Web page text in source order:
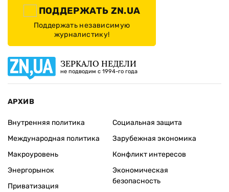
ПОДДЕРЖАТЬ ZN.UA
Поддержать независимую
журналистику!
ЗЕРКАЛО НЕДЕЛИ
не подводим с 1994-го года
АРХИВ
Внутренняя политика
Международная политика
Макроуровень
Энергорынок
Приватизация
Социальная защита
Зарубежная экономика
Конфликт интересов
Экономическая
безопасность